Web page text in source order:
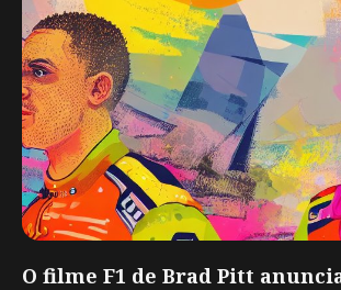
O filme F1 de Brad Pitt